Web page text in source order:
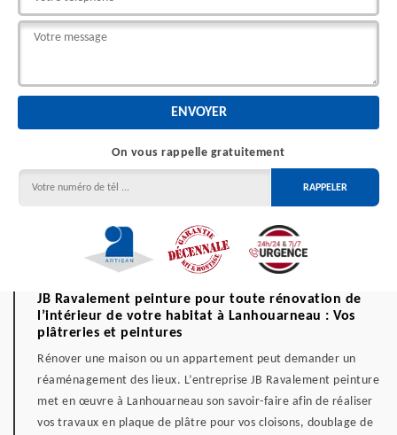
On vous rappelle gratuitement
JB Ravalement peinture pour toute rénovation de
l’intérieur de votre habitat à Lanhouarneau : Vos
plâtreries et peintures
Rénover une maison ou un appartement peut demander un
réaménagement des lieux. L’entreprise JB Ravalement peinture
met en œuvre à Lanhouarneau son savoir-faire afin de réaliser
vos travaux en plaque de plâtre pour vos cloisons, doublage de